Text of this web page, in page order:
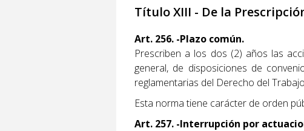
Título XIII - De la
Art. 256. -Plazo común.
Prescriben a los dos (2) años las
general, de disposiciones de
reglamentarias del Derecho del
Esta norma tiene carácter de orden
Art. 257. -Interrupción por